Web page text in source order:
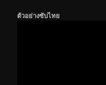
ตัวอย่างซับไทย